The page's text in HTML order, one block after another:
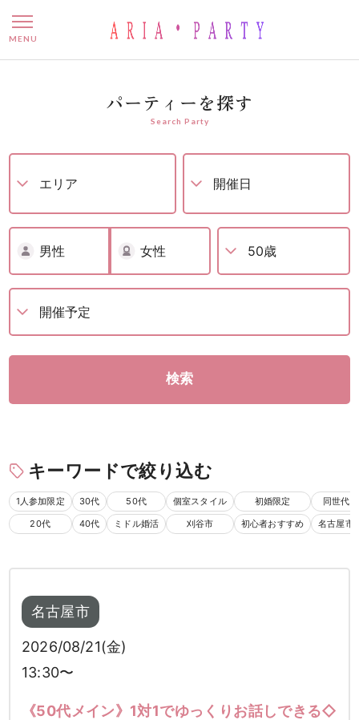
婚活パーティー – 名古屋で婚
MENU
パーティーを探す
Search Party
男性 女性
検索
キーワードで絞り込む
1人参加限定
20代
30代
40代
50代
ミドル婚活
個室スタイル
刈谷市
初婚限定
初心者おすすめ
同世代
名古屋市
名古屋市
2026/08/21(金)
13:30〜
《50代メイン》1対1でゆっくりお話しできる◇